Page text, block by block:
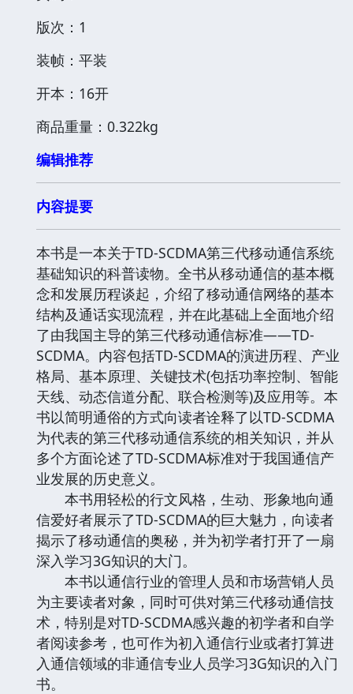
版次：1
装帧：平装
开本：16开
商品重量：0.322kg
编辑推荐
内容提要
本书是一本关于TD-SCDMA第三代移动通信系统
基础知识的科普读物。全书从移动通信的基本概
念和发展历程谈起，介绍了移动通信网络的基本
结构及通话实现流程，并在此基础上全面地介绍
了由我国主导的第三代移动通信标准——TD-
SCDMA。内容包括TD-SCDMA的演进历程、产业
格局、基本原理、关键技术(包括功率控制、智能
天线、动态信道分配、联合检测等)及应用等。本
书以简明通俗的方式向读者诠释了以TD-SCDMA
为代表的第三代移动通信系统的相关知识，并从
多个方面论述了TD-SCDMA标准对于我国通信产
业发展的历史意义。
本书用轻松的行文风格，生动、形象地向通
信爱好者展示了TD-SCDMA的巨大魅力，向读者
揭示了移动通信的奥秘，并为初学者打开了一扇
深入学习3G知识的大门。
本书以通信行业的管理人员和市场营销人员
为主要读者对象，同时可供对第三代移动通信技
术，特别是对TD-SCDMA感兴趣的初学者和自学
者阅读参考，也可作为初入通信行业或者打算进
入通信领域的非通信专业人员学习3G知识的入门
书。